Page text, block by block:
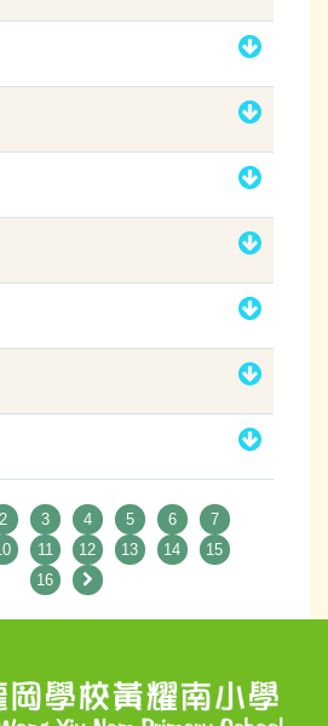
2 3 4 5 6
7
11 12 13 14
15
16